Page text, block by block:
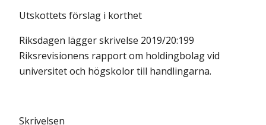
Utskottets förslag i korthet
Riksdagen lägger skrivelse 2019/20:199
Riksrevisionens rapport om holdingbolag vid
universitet och högskolor till handlingarna.
Skrivelsen